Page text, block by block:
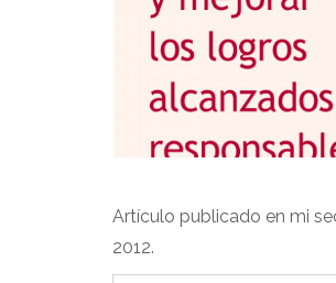
Artículo publicado en mi
2012.